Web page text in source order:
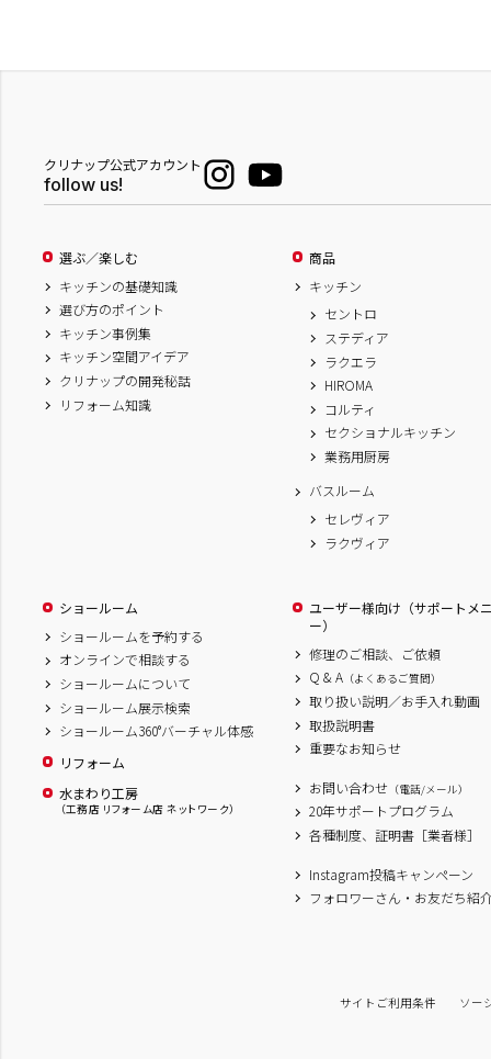
クリナップ公式アカウント
follow us!
選ぶ／楽しむ
キッチンの基礎知識
選び方のポイント
キッチン事例集
キッチン空間アイデア
クリナップの開発秘話
リフォーム知識
商品
キッチン
セントロ
ステディア
ラクエラ
HIROMA
コルティ
セクショナルキッチン
業務用厨房
バスルーム
セレヴィア
ラクヴィア
ショールーム
ショールームを予約する
オンラインで相談する
ショールームについて
ショールーム展示検索
ショールーム360°バーチャル体感
リフォーム
水まわり工房
（工務店 リフォーム店 ネットワーク）
ユーザー様向け（サポートメ
ー）
修理のご相談、ご依頼
Q & A （よくあるご質問）
取り扱い説明／お手入れ動画
取扱説明書
重要なお知らせ
お問い合わせ （電話/メール）
20年サポートプログラム
各種制度、証明書［業者様］
Instagram投稿キャンペーン
フォロワーさん・お友だち紹
サイトご利用条件 ソー